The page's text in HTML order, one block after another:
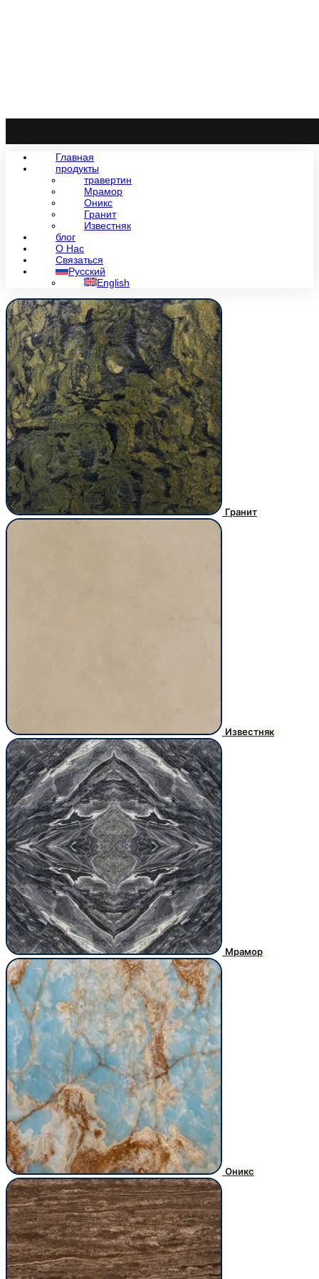
Главная
продукты
травертин
Мрамор
Оникс
Гранит
Известняк
блог
О Нас
Связаться
Русский
English
Гранит
Известняк
Мрамор
Оникс